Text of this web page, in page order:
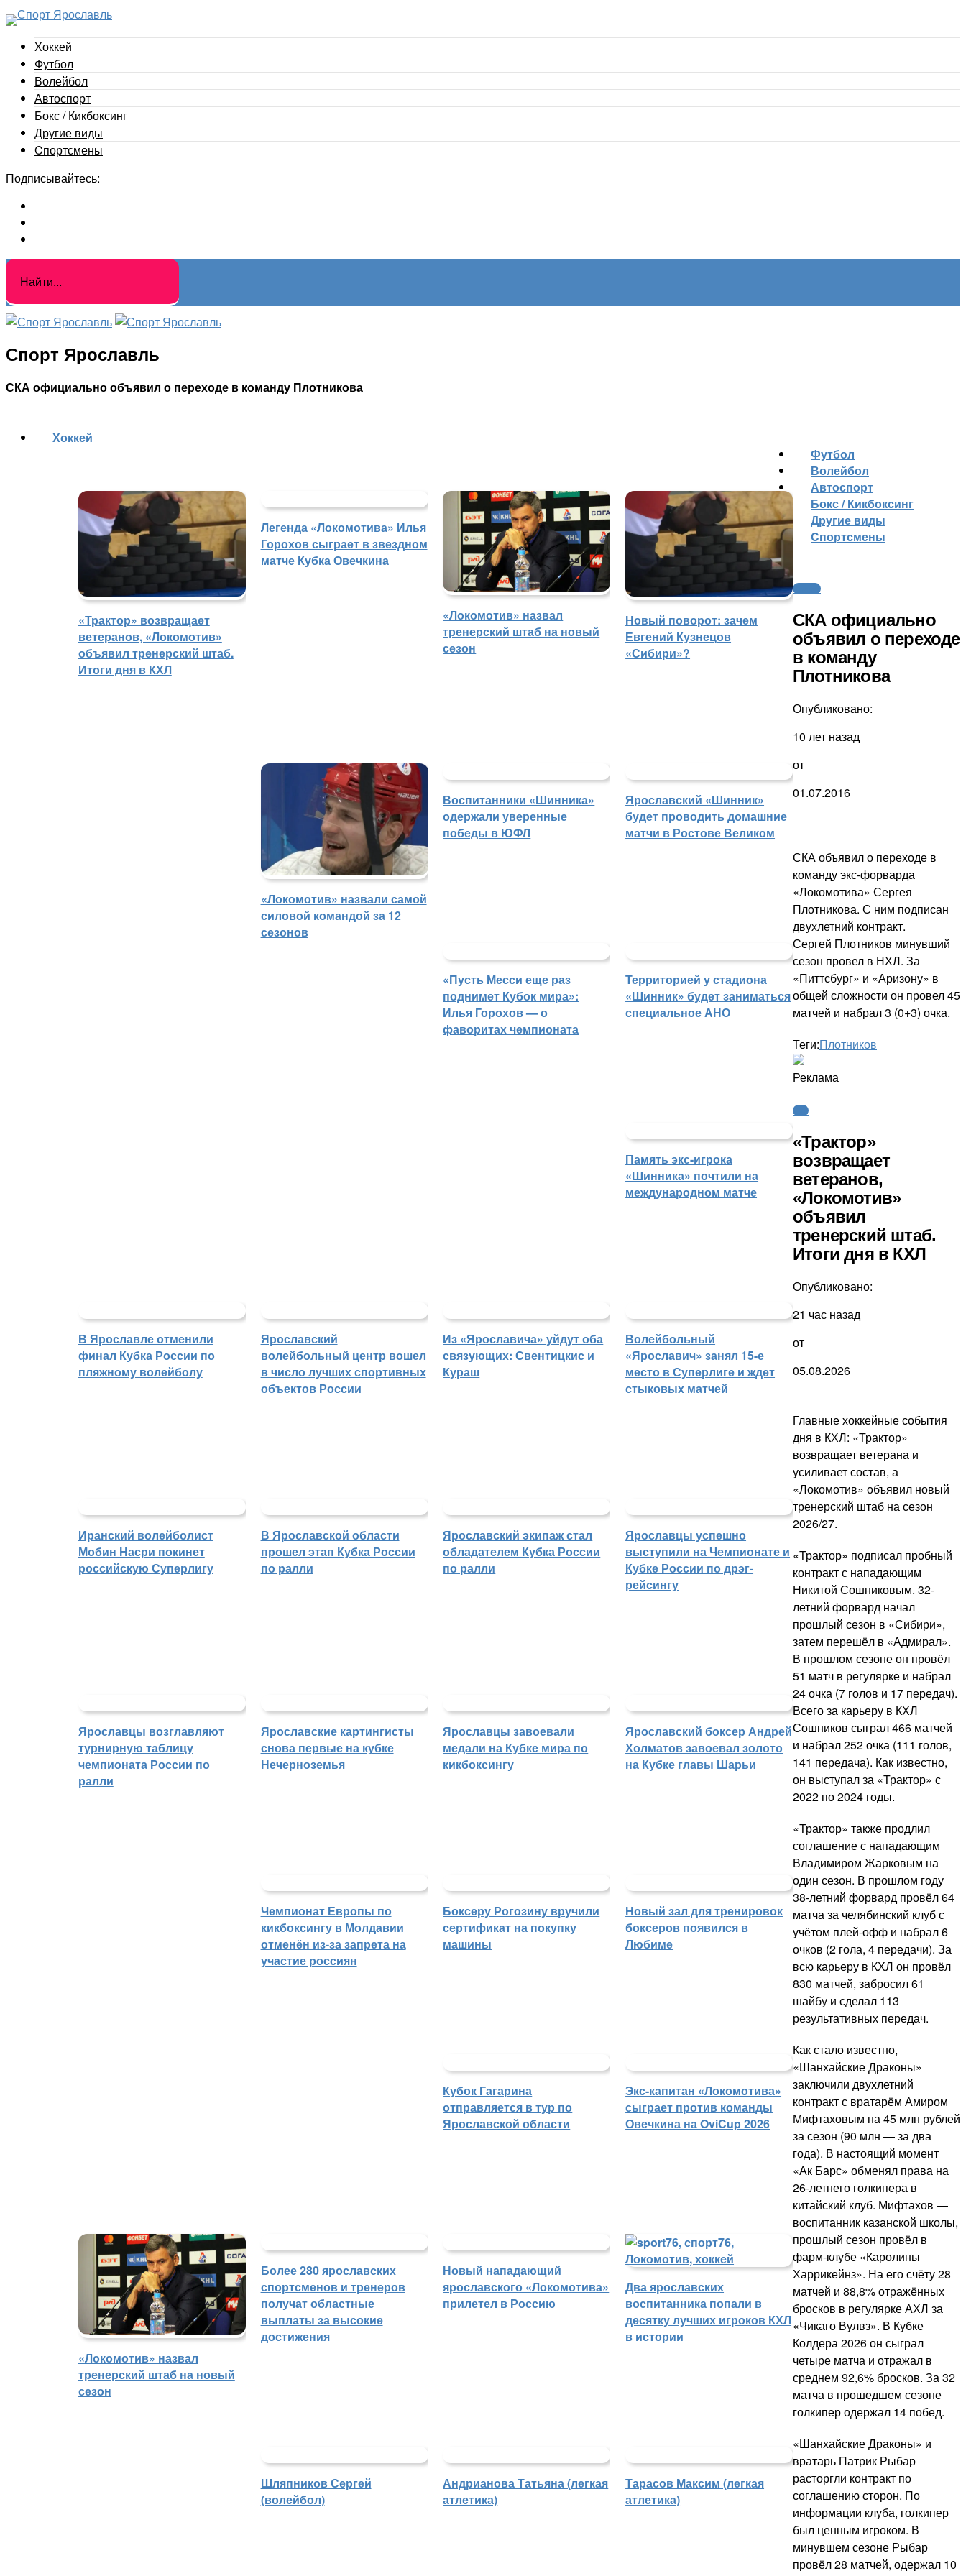
Хоккей
Футбол
Волейбол
Автоспорт
Бокс / Кикбоксинг
Другие виды
Cпортсмены
Подписывайтесь:
Спорт Ярославль
СКА официально объявил о переходе в команду Плотникова
Хоккей
«Трактор» возвращает
ветеранов, «Локомотив»
объявил тренерский штаб.
Итоги дня в КХЛ
Легенда «Локомотива» Илья
Горохов сыграет в звездном
матче Кубка Овечкина
«Локомотив» назвал
тренерский штаб на новый
сезон
Новый поворот: зачем
Евгений Кузнецов
«Сибири»?
«Локомотив» назвали самой
силовой командой за 12
сезонов
Футбол
Воспитанники «Шинника»
одержали уверенные
победы в ЮФЛ
Ярославский «Шинник»
будет проводить домашние
матчи в Ростове Великом
«Пусть Месси еще раз
поднимет Кубок мира»:
Илья Горохов — о
фаворитах чемпионата
Территорией у стадиона
«Шинник» будет заниматься
специальное АНО
Память экс-игрока
«Шинника» почтили на
международном матче
Волейбол
В Ярославле отменили
финал Кубка России по
пляжному волейболу
Ярославский
волейбольный центр вошел
в число лучших спортивных
объектов России
Из «Ярославича» уйдут оба
связующих: Свентицкис и
Кураш
Волейбольный
«Ярославич» занял 15-е
место в Суперлиге и ждет
стыковых матчей
Иранский волейболист
Мобин Насри покинет
российскую Суперлигу
Автоспорт
В Ярославской области
прошел этап Кубка России
по ралли
Ярославский экипаж стал
обладателем Кубка России
по ралли
Ярославцы успешно
выступили на Чемпионате и
Кубке России по дрэг-
рейсингу
Ярославцы возглавляют
турнирную таблицу
чемпионата России по
ралли
Ярославские картингисты
снова первые на кубке
Нечерноземья
Бокс / Кикбоксинг
Ярославцы завоевали
медали на Кубке мира по
кикбоксингу
Ярославский боксер Андрей
Холматов завоевал золото
на Кубке главы Шарьи
Чемпионат Европы по
кикбоксингу в Молдавии
отменён из-за запрета на
участие россиян
Боксеру Рогозину вручили
сертификат на покупку
машины
Новый зал для тренировок
боксеров появился в
Любиме
Другие виды
Кубок Гагарина
отправляется в тур по
Ярославской области
Экс-капитан «Локомотива»
сыграет против команды
Овечкина на OviCup 2026
«Локомотив» назвал
тренерский штаб на новый
сезон
Более 280 ярославских
спортсменов и тренеров
получат областные
выплаты за высокие
достижения
Новый нападающий
ярославского «Локомотива»
прилетел в Россию
Cпортсмены
Два ярославских
воспитанника попали в
десятку лучших игроков КХЛ
в истории
Шляпников Сергей
(волейбол)
Андрианова Татьяна (легкая
атлетика)
Тарасов Максим (легкая
атлетика)
Хоккей
СКА официально
объявил о переходе
в команду
Плотникова
Опубликовано:
10 лет назад
от
01.07.2016
СКА объявил о переходе в
команду экс-форварда
«Локомотива» Сергея
Плотникова. С ним подписан
двухлетний контракт.
Сергей Плотников минувший
сезон провел в НХЛ. За
«Питтсбург» и «Аризону» в
общей сложности он провел 45
матчей и набрал 3 (0+3) очка.
Теги:Плотников
Реклама
КХЛ
«Трактор»
возвращает
ветеранов,
«Локомотив»
объявил
тренерский штаб.
Итоги дня в КХЛ
Опубликовано:
21 час назад
от
05.08.2026
Главные хоккейные события
дня в КХЛ: «Трактор»
возвращает ветерана и
усиливает состав, а
«Локомотив» объявил новый
тренерский штаб на сезон
2026/27.
«Трактор» подписал пробный
контракт с нападающим
Никитой Сошниковым. 32-
летний форвард начал
прошлый сезон в «Сибири»,
затем перешёл в «Адмирал».
В прошлом сезоне он провёл
51 матч в регулярке и набрал
24 очка (7 голов и 17 передач).
Всего за карьеру в КХЛ
Сошников сыграл 466 матчей
и набрал 252 очка (111 голов,
141 передача). Как известно,
он выступал за «Трактор» с
2022 по 2024 годы.
«Трактор» также продлил
соглашение с нападающим
Владимиром Жарковым на
один сезон. В прошлом году
38-летний форвард провёл 64
матча за челябинский клуб с
учётом плей-офф и набрал 6
очков (2 гола, 4 передачи). За
всю карьеру в КХЛ он провёл
830 матчей, забросил 61
шайбу и сделал 113
результативных передач.
Как стало известно,
«Шанхайские Драконы»
заключили двухлетний
контракт с вратарём Амиром
Мифтаховым на 45 млн рублей
за сезон (90 млн — за два
года). В настоящий момент
«Ак Барс» обменял права на
26-летнего голкипера в
китайский клуб. Мифтахов —
воспитанник казанской школы,
прошлый сезон провёл в
фарм-клубе «Каролины
Харрикейнз». На его счёту 28
матчей и 88,8% отражённых
бросков в регулярке АХЛ за
«Чикаго Вулвз». В Кубке
Колдера 2026 он сыграл
четыре матча и отражал в
среднем 92,6% бросков. За 32
матча в прошедшем сезоне
голкипер одержал 14 побед.
«Шанхайские Драконы» и
вратарь Патрик Рыбар
расторгли контракт по
соглашению сторон. По
информации клуба, голкипер
был ценным игроком. В
минувшем сезоне Рыбар
провёл 28 матчей, одержал 10